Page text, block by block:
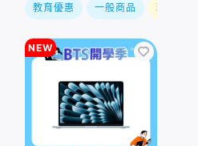
教育優惠 一般商品 現折
NEW